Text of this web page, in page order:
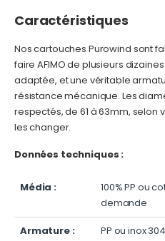
Caractéristiques
Nos cartouches Purowind sont
faire AFIMO de plusieurs
adaptée, et une véritable
résistance mécanique. Les
respectés, de 61 à 63mm,
les changer.
Données techniques :
Média :
100% PP ou
demande
Armature : PP ou inox